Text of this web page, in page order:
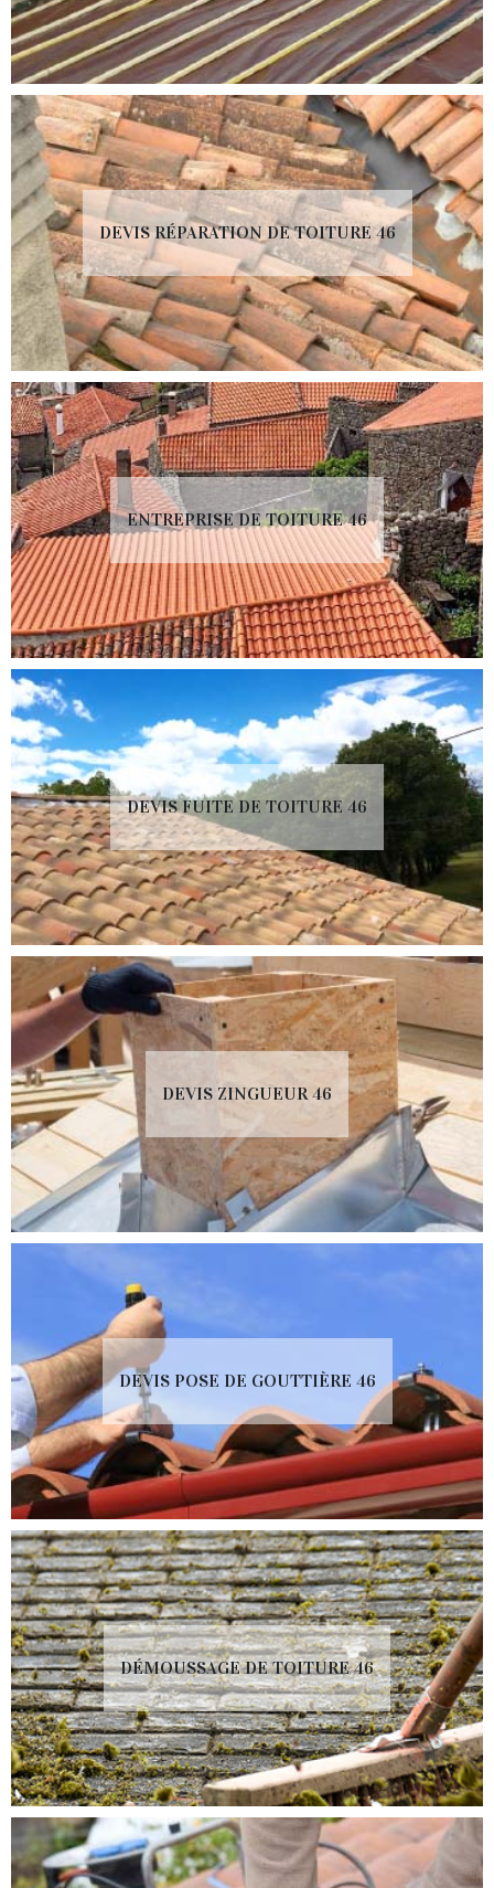
DEVIS RÉPARATION DE TOITURE 46
ENTREPRISE DE TOITURE 46
DEVIS FUITE DE TOITURE 46
DEVIS ZINGUEUR 46
DEVIS POSE DE GOUTTIÈRE 46
DÉMOUSSAGE DE TOITURE 46